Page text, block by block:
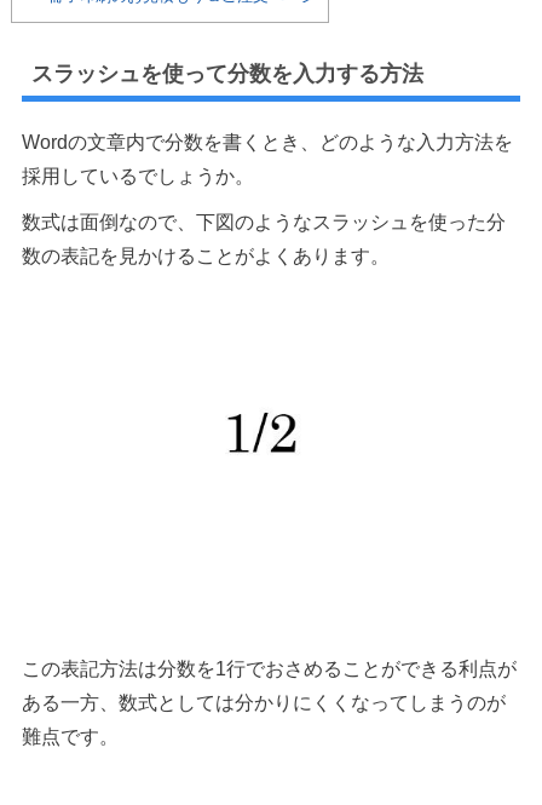
スラッシュを使って分数を入力する方法
Wordの文章内で分数を書くとき、どのような入力方法を
採用しているでしょうか。
数式は面倒なので、下図のようなスラッシュを使った分
数の表記を見かけることがよくあります。
この表記方法は分数を1行でおさめることができる利点が
ある一方、数式としては分かりにくくなってしまうのが
難点です。